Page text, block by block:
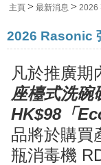
主頁 > 最新消息 > 2026
2026 Rasonic
凡於推廣期
座檯式洗碗
HK$98「
品將於購買
瓶消毒機